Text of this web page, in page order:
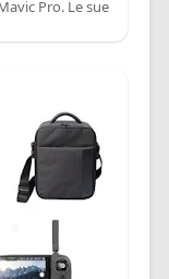
Pro. Le sue